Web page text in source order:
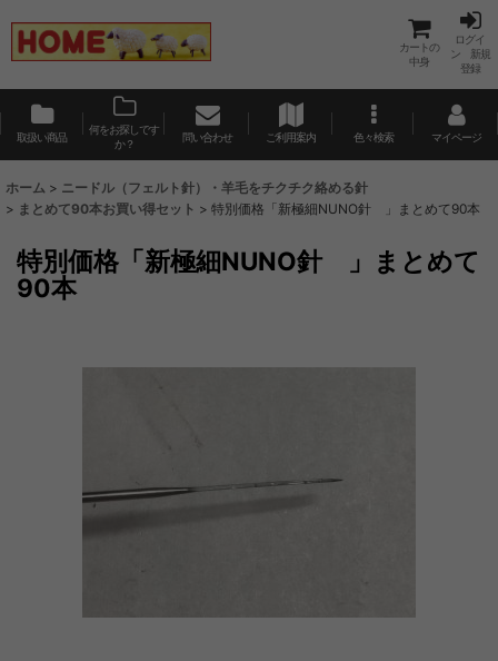
カートの
中身
ログイ
ン 新規
登録
取扱い商品
何をお探しです
か？
問い合わせ ご利用案内 色々検索 マイページ
ホーム > ニードル（フェルト針）・羊毛をチクチク絡める針
> まとめて90本お買い得セット > 特別価格「新極細NUNO針 」まとめて90本
特別価格「新極細NUNO針 」まとめて
90本